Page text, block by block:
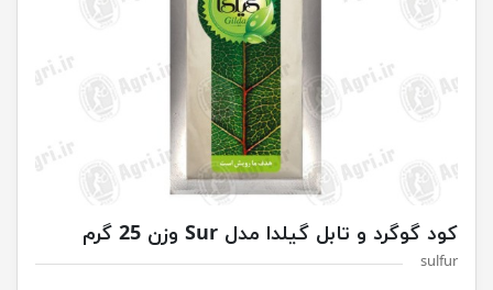
کود گوگرد و تابل گیلدا مدل Sur وزن 25 گرم
sulfur